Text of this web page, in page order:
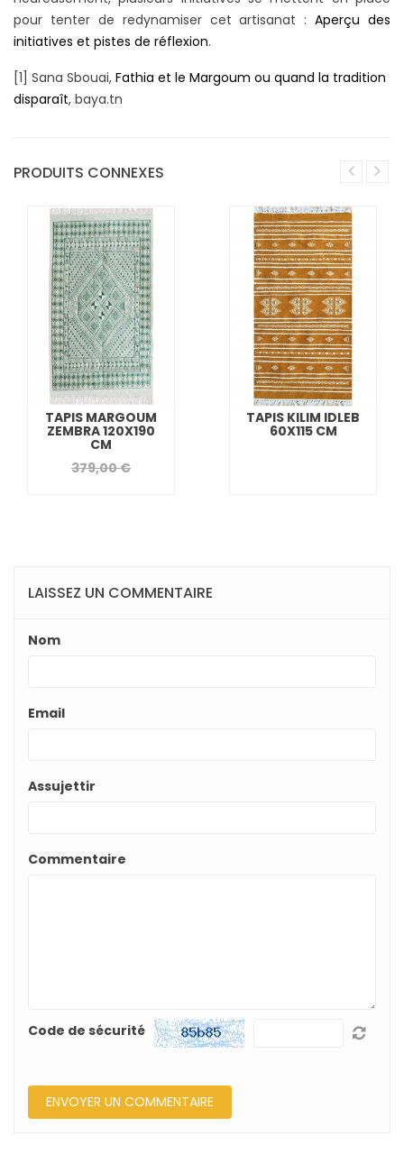
pour tenter de redynamiser cet artisanat :Aperçu des
initiatives et pistes de réflexion.
[1] Sana Sbouai, Fathia et le Margoum ou quand la tradition
disparaît, baya.tn
PRODUITS CONNEXES
TAPIS MARGOUM
ZEMBRA 120X190
CM
379,00 €
TAPIS KILIM IDLEB
60X115 CM
LAISSEZ UN COMMENTAIRE
Nom
Email
Assujettir
Commentaire
Code de sécurité